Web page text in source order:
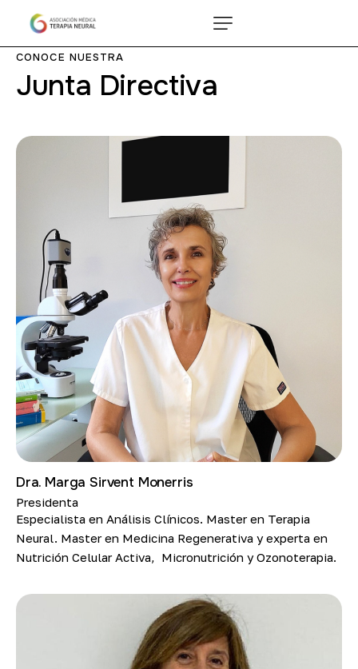
CONOCE NUESTRA
Junta Directiva
Dra. Marga Sirvent Monerris
Presidenta
Especialista en Análisis Clínicos. Master en Terapia
Neural. Master en Medicina Regenerativa y experta en
Nutrición Celular Activa, Micronutrición y Ozonoterapia.